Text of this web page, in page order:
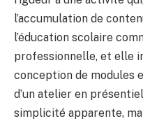
l’accumulation de
l’éducation scolaire
professionnelle, et elle
conception de modules
d’un atelier en
simplicité apparente,